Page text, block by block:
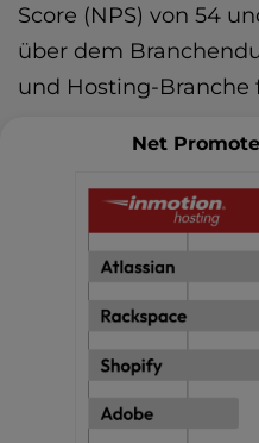
Score (NPS) von 54
über dem
und Hosting-Branche
Net